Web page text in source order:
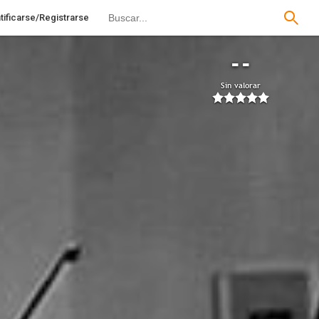
Registrarse
--
Sin valorar